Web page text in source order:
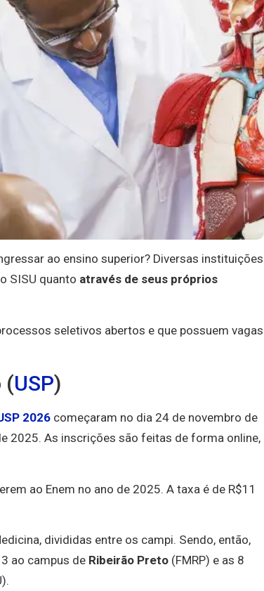
ao ensino superior? Diversas instituições
SISU quanto através de seus próprios
seletivos abertos e que possuem vagas
(USP)
2026 começaram no dia 24 de novembro de
2025. As inscrições são feitas de forma online,
ao Enem no ano de 2025. A taxa é de R$11
divididas entre os campi. Sendo, então,
ao campus de Ribeirão Preto (FMRP) e as 8